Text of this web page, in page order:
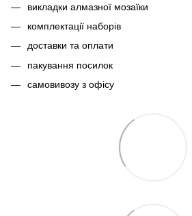
викладки алмазної мозаїки
комплектації наборів
доставки та оплати
пакування посилок
самовивозу з офісу